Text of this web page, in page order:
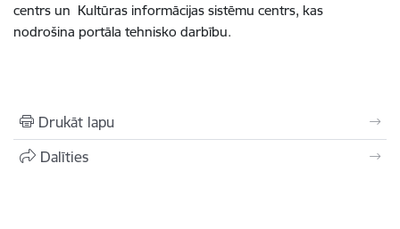
centrs un Kultūras informācijas sistēmu centrs, kas
nodrošina portāla tehnisko darbību.
Drukāt lapu
Dalīties